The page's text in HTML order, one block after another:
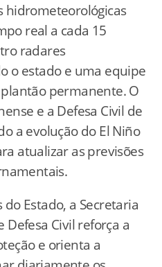
hidrometeorológicas
real a cada 15
radares
o estado e uma equipe
permanente. O
e a Defesa Civil de
a evolução do El Niño
atualizar as previsões
Estado, a Secretaria
Defesa Civil reforça a
e orienta a